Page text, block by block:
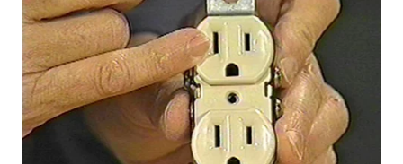
DEPOK
WN
TAPANULI
UTARA